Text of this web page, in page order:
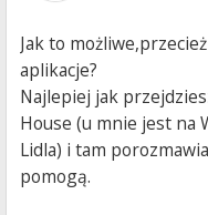
Jak to
aplikacje?
Najlepiej jak
House (u mnie jest na
Lidla) i tam
pomogą.